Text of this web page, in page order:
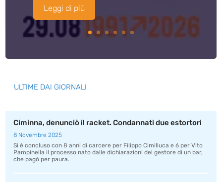
Leggi di più
ULTIME DAI GIORNALI
Ciminna, denunciò il racket. Condannati due estortori
8 Novembre 2025
Si è concluso con 8 anni di carcere per Filippo Cimilluca e 6 per Vito
Pampinella il processo nato dalle dichiarazioni del gestore di un bar,
che pagò per paura.